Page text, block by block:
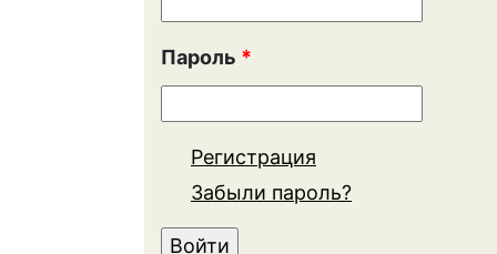
Пароль *
Регистрация
Забыли пароль?